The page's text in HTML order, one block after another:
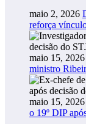
maio 2, 2026
reforça
maio 15, 2026
ministro
maio 15, 2026
o 19º DIP